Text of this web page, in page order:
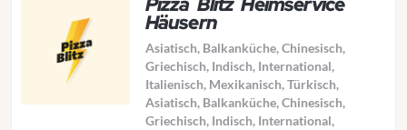
Häusern
Asiatisch, Balkanküche, Chinesisch,
Griechisch, Indisch, International,
Italienisch, Mexikanisch, Türkisch,
Asiatisch, Balkanküche, Chinesisch,
Griechisch, Indisch, International,